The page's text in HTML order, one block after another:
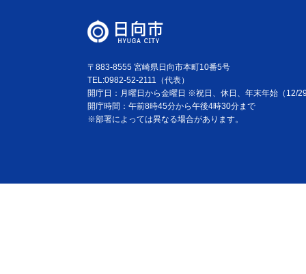
〒883-8555 宮崎県日向市本町10番5号
TEL:0982-52-2111（代表）
開庁日：月曜日から金曜日 ※祝日、休日、年末年始（12/
開庁時間：午前8時45分から午後4時30分まで
※部署によっては異なる場合があります。